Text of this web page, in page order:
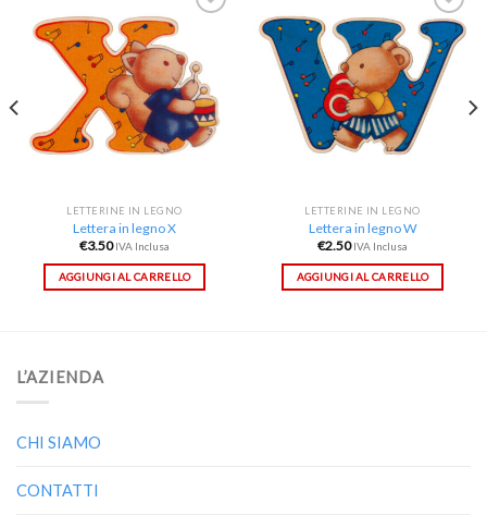
Aggiungi
desideri
LETTERINE IN LEGNO
Lettera in legno X
€3.50 IVA Inclusa
AGGIUNGI AL CARRELLO
Aggiungi
alla lista
dei
desideri
LETTERINE IN LEGNO
Lettera in legno W
€2.50 IVA Inclusa
AGGIUNGI AL CARRELLO
L’AZIENDA
CHI SIAMO
CONTATTI